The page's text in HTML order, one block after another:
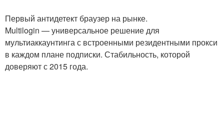
Первый антидетект браузер на рынке.
Multilogin — универсальное решение для
мультиаккаунтинга с встроенными резидентными прокси
в каждом плане подписки. Стабильность, которой
доверяют с 2015 года.